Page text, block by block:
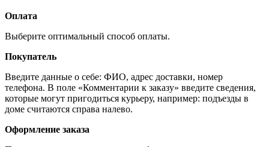
Оплата
Выберите оптимальный способ оплаты.
Покупатель
Введите данные о себе: ФИО, адрес доставки, номер
телефона. В поле «Комментарии к заказу» введите сведения,
которые могут пригодиться курьеру, например: подъезды в
доме считаются справа налево.
Оформление заказа